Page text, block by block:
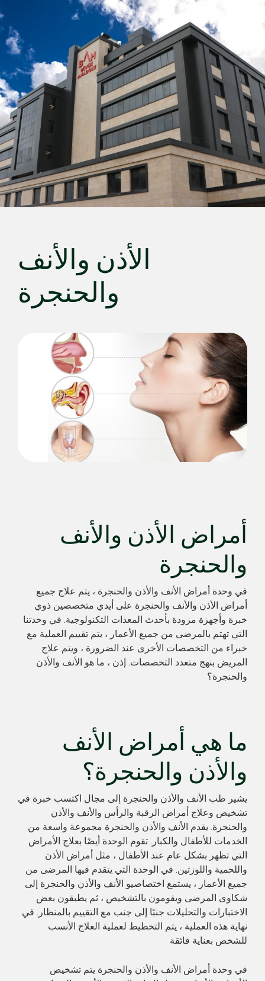
عربي
Türkçe
English
Deutsch
ქართული
Русский
български
Français
Español
Italiano
الأذن والأنف
والحنجرة
أمراض الأذن والأنف
والحنجرة
في وحدة أمراض الأنف والأذن والحنجرة ، يتم علاج جميع
أمراض الأذن والأنف والحنجرة على أيدي متخصصين ذوي
خبرة وأجهزة مزودة بأحدث المعدات التكنولوجية. في وحدتنا
التي تهتم بالمرضى من جميع الأعمار ، يتم تقييم العملية مع
خبراء من التخصصات الأخرى عند الضرورة ، ويتم علاج
المريض بنهج متعدد التخصصات. إذن ، ما هو الأنف والأذن
والحنجرة؟
ما هي أمراض الأنف
والأذن والحنجرة؟
يشير طب الأنف والأذن والحنجرة إلى مجال اكتسب خبرة في
تشخيص وعلاج أمراض الرقبة والرأس والأنف والأذن
والحنجرة. يقدم الأنف والأذن والحنجرة مجموعة واسعة من
الخدمات للأطفال والكبار. تقوم الوحدة أيضًا بعلاج الأمراض
التي تظهر بشكل عام عند الأطفال ، مثل أمراض الأذن
واللحمية واللوزتين. في الوحدة التي يتقدم فيها المرضى من
جميع الأعمار ، يستمع اختصاصيو الأنف والأذن والحنجرة إلى
شكاوى المرضى ويقومون بالتشخيص ، ثم يطبقون بعض
الاختبارات والتحليلات جنبًا إلى جنب مع التقييم بالمنظار. في
نهاية هذه العملية ، يتم التخطيط لعملية العلاج الأنسب
للشخص بعناية فائقة
في وحدة أمراض الأنف والأذن والحنجرة يتم تشخيص